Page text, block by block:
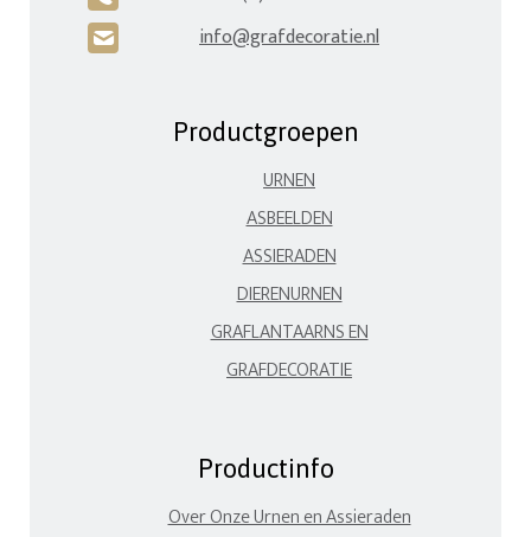
H info@grafdecoratie.nl
Productgroepen
URNEN
ASBEELDEN
ASSIERADEN
DIERENURNEN
GRAFLANTAARNS EN
GRAFDECORATIE
Productinfo
Over Onze Urnen en Assieraden